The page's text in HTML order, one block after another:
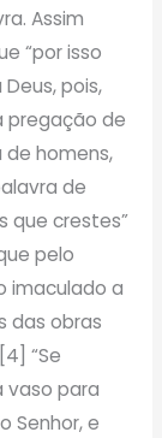
Assim
“por isso
pois,
pregação de
de homens,
de
que crestes”
pelo
imaculado a
das obras
“Se
vaso para
Senhor, e